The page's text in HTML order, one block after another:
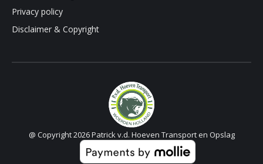
Privacy policy
Disclaimer & Copyright
@ Copyright 2026 Patrick v.d. Hoeven Transport en Opslag